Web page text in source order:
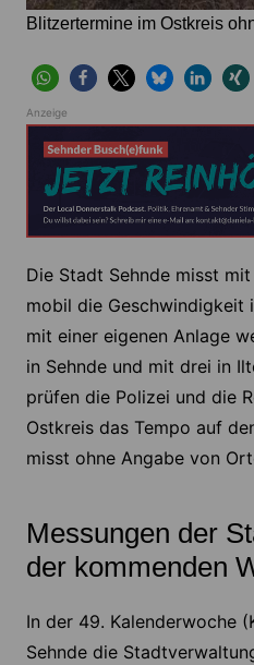
Blitzertermine im Ostkreis
Anzeige
Die Stadt Sehnde misst
mobil die Geschwindigkeit
mit einer eigenen Anlage
in Sehnde und mit drei in
prüfen die Polizei und die
Ostkreis das Tempo auf
misst ohne Angabe von
Messungen der
der kommenden
In der 49. Kalenderwoche
Sehnde die